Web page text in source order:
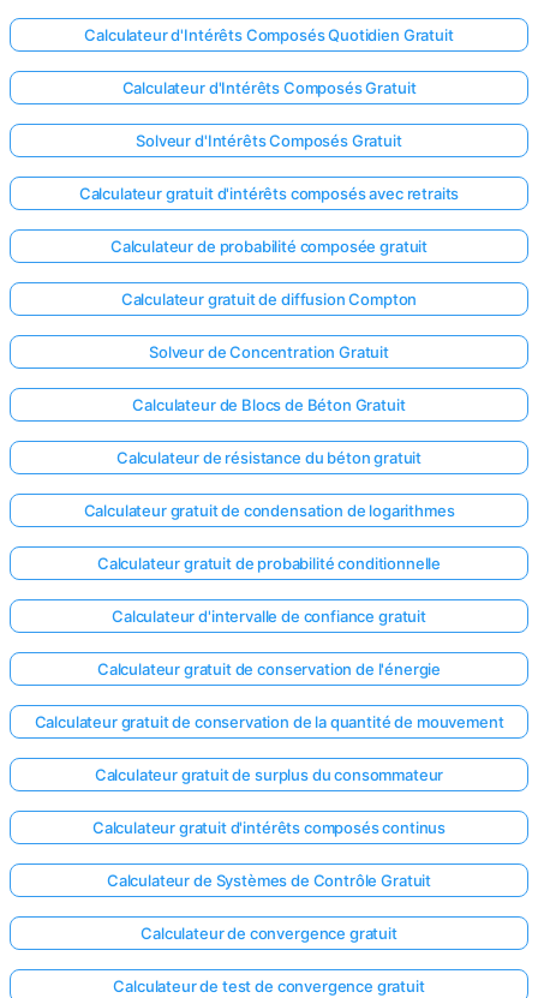
Calculateur d'Intérêts Composés Quotidien Gratuit
Calculateur d'Intérêts Composés Gratuit
Solveur d'Intérêts Composés Gratuit
Calculateur gratuit d'intérêts composés avec retraits
Calculateur de probabilité composée gratuit
Calculateur gratuit de diffusion Compton
Solveur de Concentration Gratuit
Calculateur de Blocs de Béton Gratuit
Calculateur de résistance du béton gratuit
Calculateur gratuit de condensation de logarithmes
Calculateur gratuit de probabilité conditionnelle
Calculateur d'intervalle de confiance gratuit
Calculateur gratuit de conservation de l'énergie
Calculateur gratuit de conservation de la quantité de mouvement
Calculateur gratuit de surplus du consommateur
Calculateur gratuit d'intérêts composés continus
Calculateur de Systèmes de Contrôle Gratuit
Calculateur de convergence gratuit
Calculateur de test de convergence gratuit